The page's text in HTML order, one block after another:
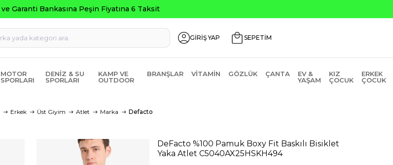
GİRİŞ YAP SEPETİM
MOTOR
SPORLARI
DENIZ & SU
SPORLARI
KAMP VE
OUTDOOR
BRANŞLAR VITAMIN GÖZLÜK ÇANTA
EV &
YAŞAM
KIZ
ÇOCUK
ERKEK
ÇOCUK
Erkek Üst Giyim Atlet Marka Defacto
DeFacto %100 Pamuk Boxy Fit Baskılı Bisiklet
Yaka Atlet C5040AX25HSKH494